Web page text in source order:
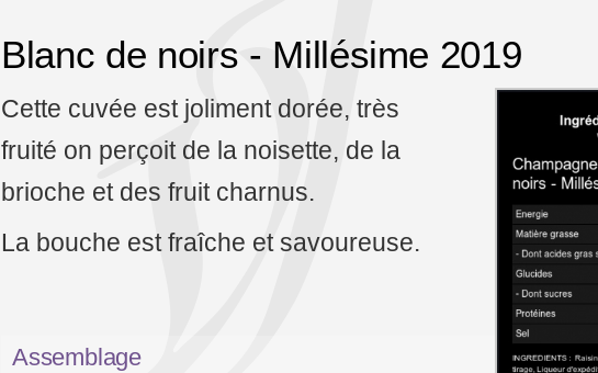
Blanc de noirs - Millésime 2019
Cette cuvée est joliment dorée, très
fruité on perçoit de la noisette, de la
brioche et des fruit charnus.
La bouche est fraîche et savoureuse.
Assemblage